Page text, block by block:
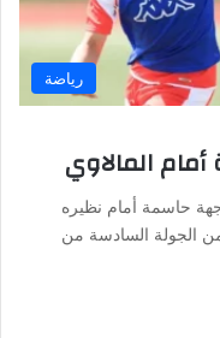
رياضة
المالاوي
حاسمة أمام نظيره
مساء الاثنين 24 مارس 2025، ضمن الجولة السادسة من